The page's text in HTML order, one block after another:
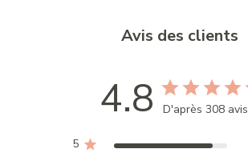
Avis des clients
4.8 D'après 308 avis
5